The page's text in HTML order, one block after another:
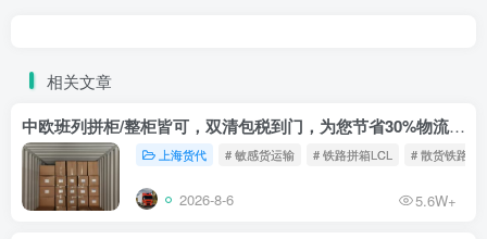
相关文章
中欧班列拼柜/整柜皆可，双清包税到门，为您节省30%物流成本！
上海货代 # 敏感货运输 # 铁路拼箱LCL # 散货铁路
2026-8-6 5.6W+